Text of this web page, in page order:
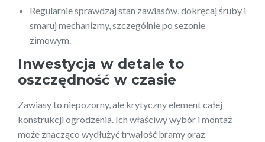
Regularnie sprawdzaj stan zawiasów, dokręcaj śruby i
smaruj mechanizmy, szczególnie po sezonie
zimowym.
Inwestycja w detale to
oszczędność w czasie
Zawiasy to niepozorny, ale krytyczny element całej
konstrukcji ogrodzenia. Ich właściwy wybór i montaż
może znacząco wydłużyć trwałość bramy oraz